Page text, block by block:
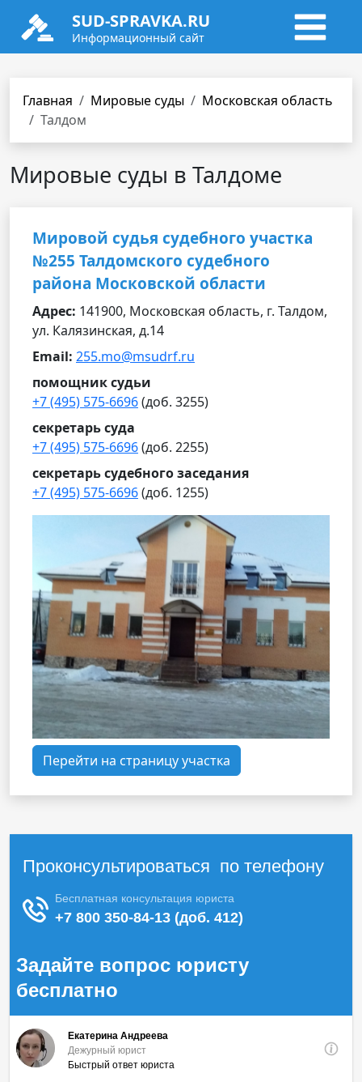
SUD-SPRAVKA.RU
Информационный сайт
Главная Мировые суды
Московская область
Талдом
Мировые суды в Талдоме
Мировой судья судебного участка
№255 Талдомского судебного
района Московской области
Адрес: 141900, Московская область, г. Талдом,
ул. Калязинская, д.14
Email: 255.mo@msudrf.ru
помощник судьи
+7 (495) 575-6696(доб. 3255)
секретарь суда
+7 (495) 575-6696(доб. 2255)
секретарь судебного заседания
+7 (495) 575-6696(доб. 1255)
Перейти на страницу участка